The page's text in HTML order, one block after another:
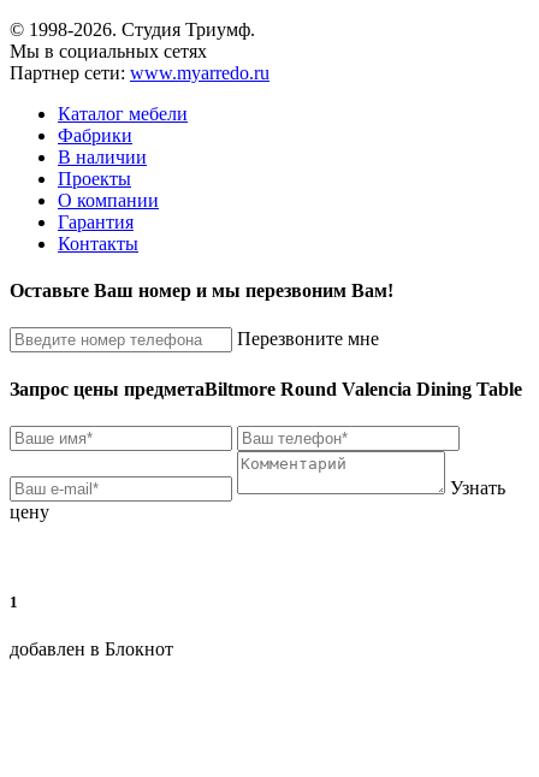
© 1998-2026. Студия Триумф.
Мы в социальных сетях
Партнер сети: www.myarredo.ru
Каталог мебели
Фабрики
В наличии
Проекты
О компании
Гарантия
Контакты
Оставьте Ваш номер и мы перезвоним Вам!
Перезвоните мне
Запрос цены предметаBiltmore Round Valencia Dining Table
Узнать
цену
1
добавлен в Блокнот